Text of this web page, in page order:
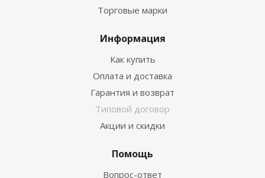
Торговые марки
Информация
Как купить
Оплата и доставка
Гарантия и возврат
Типовой договор
Акции и скидки
Помощь
Вопрос-ответ